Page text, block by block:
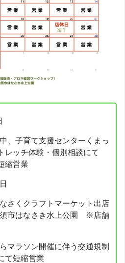
、子育て支援センターくまっ
レッチ体験・個別相談にて
縮営業
さくクラフトマーケット出店
須市はなさき水上公園 ※店舗
マラソン開催に伴う交通規制
て短縮営業